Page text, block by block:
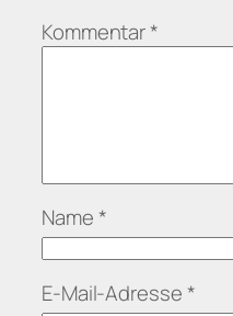
Kommentar*
Name *
E-Mail-Adresse *